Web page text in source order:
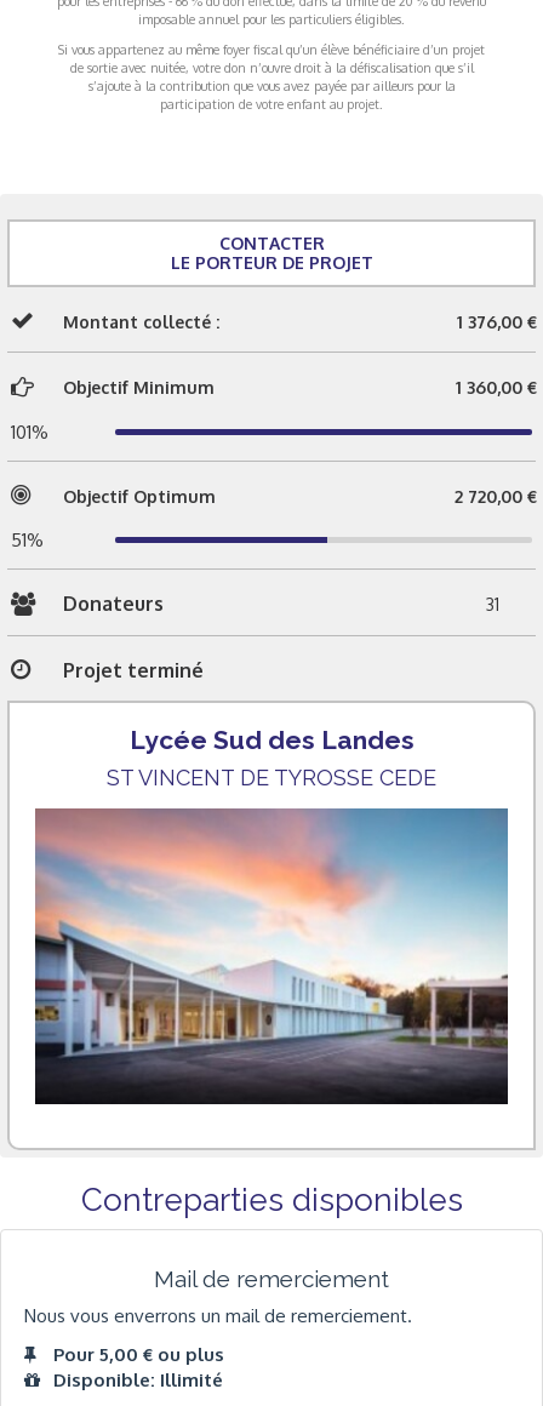
imposable annuel pour les particuliers éligibles.
Si vous appartenez au même foyer fiscal qu’un élève bénéficiaire d’un projet
de sortie avec nuitée, votre don n’ouvre droit à la défiscalisation que s’il
s’ajoute à la contribution que vous avez payée par ailleurs pour la
participation de votre enfant au projet.
CONTACTER
LE PORTEUR DE PROJET
Montant collecté : 1 376,00 €
Objectif Minimum 1 360,00 €
101%
Objectif Optimum 2 720,00 €
51%
Donateurs 31
Projet terminé
Lycée Sud des Landes
ST VINCENT DE TYROSSE CEDE
Contreparties disponibles
Mail de remerciement
Nous vous enverrons un mail de remerciement.
Pour 5,00 € ou plus
Disponible: Illimité